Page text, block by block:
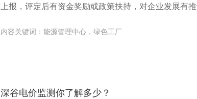
上报，评定后有资金奖励或政策扶持，对企业发展有推
内容关键词：能源管理中心，绿色工厂
深谷电价监测你了解多少？